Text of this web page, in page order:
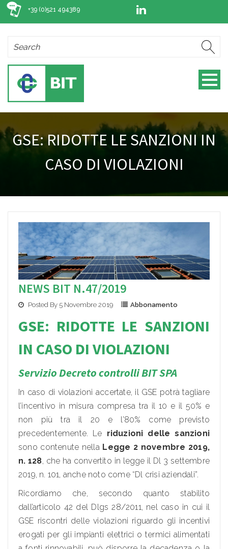
+39 (0)521 494389
GSE: RIDOTTE LE SANZIONI IN
CASO DI VIOLAZIONI
NEWS BIT N.47/2019
Posted By 5 Novembre 2019 Abbonamento
GSE: RIDOTTE LE SANZIONI
IN CASO DI VIOLAZIONI
Servizio Decreto controlli BIT SPA
In caso di violazioni accertate, il GSE potrà tagliare
l’incentivo in misura compresa tra il 10 e il 50% e
non più tra il 20 e l’80% come previsto
precedentemente. Le riduzioni delle sanzioni
sono contenute nella Legge 2 novembre 2019,
n. 128, che ha convertito in legge il Dl 3 settembre
2019, n. 101, anche noto come “Dl crisi aziendali”.
Ricordiamo che, secondo quanto stabilito
dall’articolo 42 del Dlgs 28/2011, nel caso in cui il
GSE riscontri delle violazioni riguardo gli incentivi
erogati per gli impianti elettrici o termici alimentati